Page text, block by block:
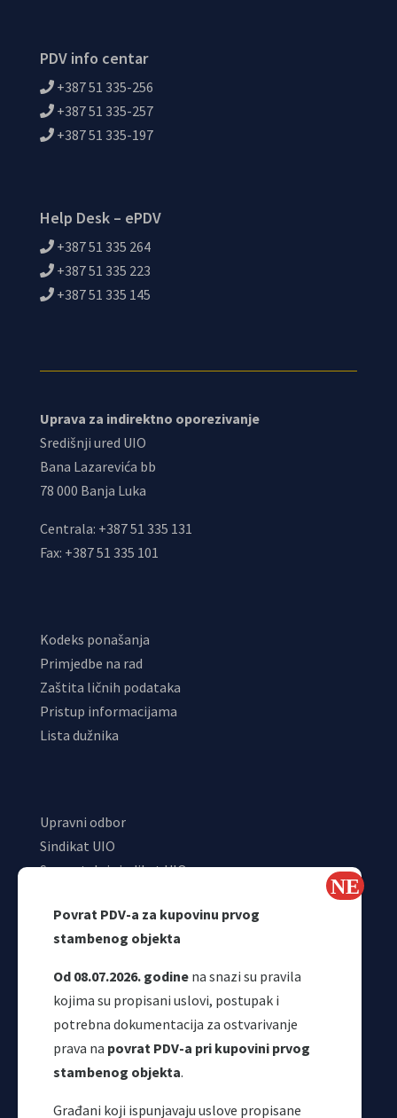
Povrat PDV-a za kupovinu prvog
stambenog objekta
Od 08.07.2026. godine na snazi su pravila
kojima su propisani uslovi, postupak i
potrebna dokumentacija za ostvarivanje
prava na povrat PDV-a pri kupovini prvog
stambenog objekta.
Građani koji ispunjavaju uslove propisane
PDV info centar
+387 51 335-256
+387 51 335-257
+387 51 335-197
Help Desk – ePDV
+387 51 335 264
+387 51 335 223
+387 51 335 145
Uprava za indirektno oporezivanje
Središnji ured UIO
Bana Lazarevića bb
78 000 Banja Luka
Centrala: +387 51 335 131
Fax: +387 51 335 101
Kodeks ponašanja
Primjedbe na rad
Zaštita ličnih podataka
Pristup informacijama
Lista dužnika
Upravni odbor
Sindikat UIO
Samostalni sindikat UIO
Odjeljenje za makroekonomsku analizu
Korisni linkovi